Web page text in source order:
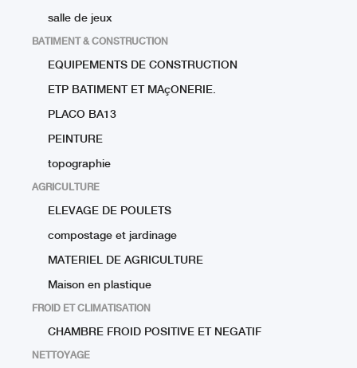
salle de jeux
BATIMENT & CONSTRUCTION
EQUIPEMENTS DE CONSTRUCTION
ETP BATIMENT ET MAçONERIE.
PLACO BA13
PEINTURE
topographie
AGRICULTURE
ELEVAGE DE POULETS
compostage et jardinage
MATERIEL DE AGRICULTURE
Maison en plastique
FROID ET CLIMATISATION
CHAMBRE FROID POSITIVE ET NEGATIF
NETTOYAGE